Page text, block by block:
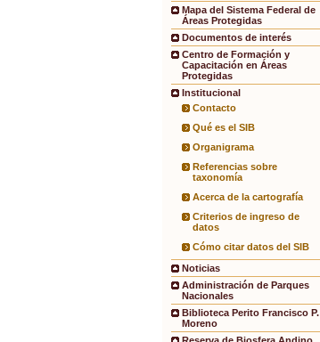
Mapa del Sistema Federal de
Áreas Protegidas
Documentos de interés
Centro de Formación y
Capacitación en Áreas
Protegidas
Institucional
Contacto
Qué es el SIB
Organigrama
Referencias sobre
taxonomía
Acerca de la cartografía
Criterios de ingreso de
datos
Cómo citar datos del SIB
Noticias
Administración de Parques
Nacionales
Biblioteca Perito Francisco P.
Moreno